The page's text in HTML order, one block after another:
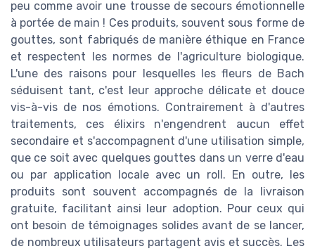
peu comme avoir une trousse de secours émotionnelle
à portée de main ! Ces produits, souvent sous forme de
gouttes, sont fabriqués de manière éthique en France
et respectent les normes de l'agriculture biologique.
L'une des raisons pour lesquelles les fleurs de Bach
séduisent tant, c'est leur approche délicate et douce
vis-à-vis de nos émotions. Contrairement à d'autres
traitements, ces élixirs n'engendrent aucun effet
secondaire et s'accompagnent d'une utilisation simple,
que ce soit avec quelques gouttes dans un verre d'eau
ou par application locale avec un roll. En outre, les
produits sont souvent accompagnés de la livraison
gratuite, facilitant ainsi leur adoption. Pour ceux qui
ont besoin de témoignages solides avant de se lancer,
de nombreux utilisateurs partagent avis et succès. Les